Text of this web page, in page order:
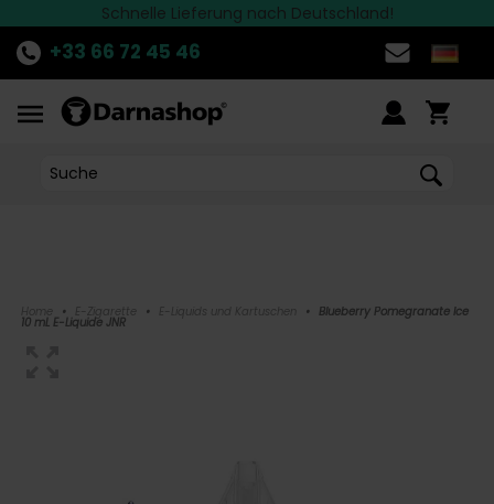
ENTDECKEdie aktuelle Aktion!>>
Schnelle Lieferung nach Deutschland!
Die besten Marken finden Sie bei Darnashop
+33 66 72 45 46
Home • E-Zigarette • E-Liquids und Kartuschen • Blueberry Pomegranate Ice
10 mL E-Liquide JNR